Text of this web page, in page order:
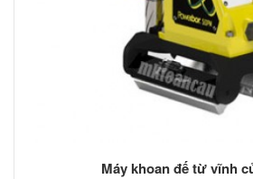
Máy khoan đế từ vĩnh